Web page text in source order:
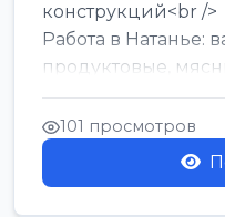
конструкций<br />
Работа в Натанье:
продуктовые,
лавки<br />
Разнорабочий на
101 просмотров